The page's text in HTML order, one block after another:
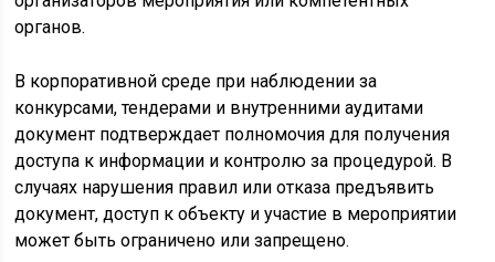
органов.
В корпоративной среде при наблюдении за
конкурсами, тендерами и внутренними аудитами
документ подтверждает полномочия для получения
доступа к информации и контролю за процедурой. В
случаях нарушения правил или отказа предъявить
документ, доступ к объекту и участие в мероприятии
может быть ограничено или запрещено.